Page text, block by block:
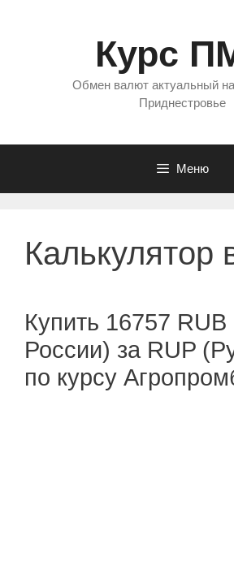
Курс
Обмен валют актуальный
Приднестровье
Меню
Калькулятор
Купить 16757
России) за RUP
по курсу